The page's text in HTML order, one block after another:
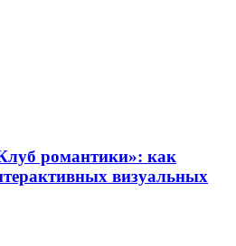
романтики»: как
визуальных